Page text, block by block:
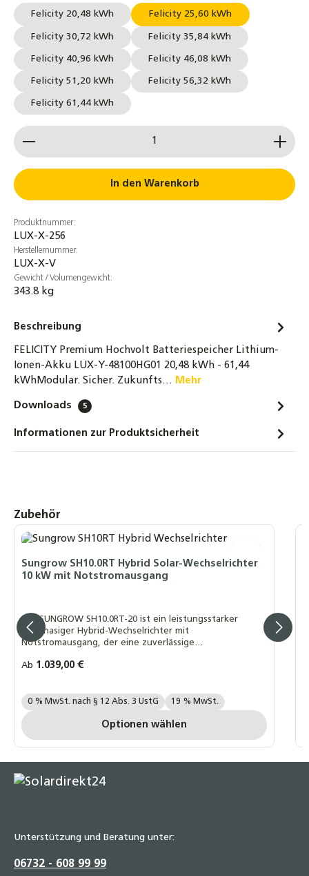
Felicity 20,48 kWh Felicity 25,60 kWh
Felicity 30,72 kWh Felicity 35,84 kWh
Felicity 40,96 kWh Felicity 46,08 kWh
Felicity 51,20 kWh Felicity 56,32 kWh
Felicity 61,44 kWh
Produkt Anzahl: Gib den gewünschten Wert ein
In den Warenkorb
Produktnummer:
LUX-X-256
Herstellernummer:
LUX-X-V
Gewicht / Volumengewicht:
343.8 kg
Beschreibung
FELICITY Premium Hochvolt Batteriespeicher Lithium-
Ionen-Akku LUX-Y-48100HG01 20,48 kWh - 61,44
kWhModular. Sicher. Zukunfts… Mehr
Downloads 5
Informationen zur Produktsicherheit
Produktgalerie überspringen
Zubehör
Sungrow SH10.0RT Hybrid Solar-Wechselrichter
10 kW mit Notstromausgang
Der SUNGROW SH10.0RT-20 ist ein leistungsstarker
dreiphasiger Hybrid-Wechselrichter mit
Notstromausgang, der eine zuverlässige
moderne Energiemanagementsysteme ermöglicht.
Regulärer Preis:
Ab 1.039,00 €
Ihre MwSt. Auswahl::
0 % MwSt. nach § 12 Abs. 3 UstG 19 % MwSt.
Optionen wählen
Unterstützung und Beratung unter:
06732 - 608 99 99